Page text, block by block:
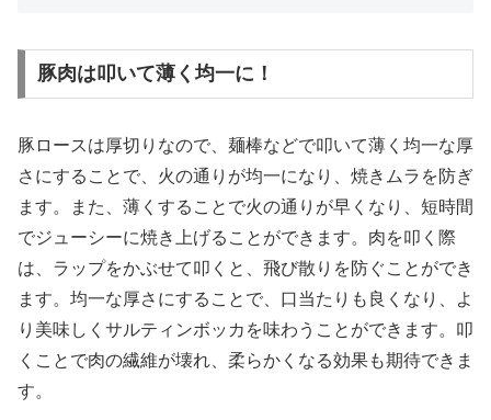
豚肉は叩いて薄く均一に！
豚ロースは厚切りなので、麺棒などで叩いて薄く均一な厚
さにすることで、火の通りが均一になり、焼きムラを防ぎ
ます。また、薄くすることで火の通りが早くなり、短時間
でジューシーに焼き上げることができます。肉を叩く際
は、ラップをかぶせて叩くと、飛び散りを防ぐことができ
ます。均一な厚さにすることで、口当たりも良くなり、よ
り美味しくサルティンボッカを味わうことができます。叩
くことで肉の繊維が壊れ、柔らかくなる効果も期待できま
す。